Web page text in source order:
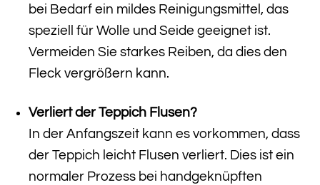
bei Bedarf ein mildes Reinigungsmittel, das
speziell für Wolle und Seide geeignet ist.
Vermeiden Sie starkes Reiben, da dies den
Fleck vergrößern kann.
Verliert der Teppich Flusen?
In der Anfangszeit kann es vorkommen, dass
der Teppich leicht Flusen verliert. Dies ist ein
normaler Prozess bei handgeknüpften